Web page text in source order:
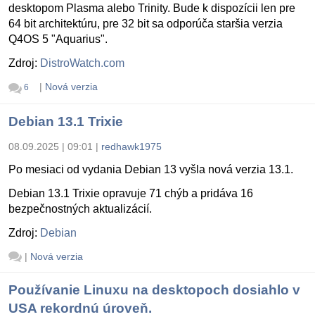
desktopom Plasma alebo Trinity. Bude k dispozícii len pre
64 bit architektúru, pre 32 bit sa odporúča staršia verzia
Q4OS 5 "Aquarius".
Zdroj: DistroWatch.com
6 | Nová verzia
Debian 13.1 Trixie
08.09.2025 | 09:01 | redhawk1975
Po mesiaci od vydania Debian 13 vyšla nová verzia 13.1.
Debian 13.1 Trixie opravuje 71 chýb a pridáva 16
bezpečnostných aktualizácií.
Zdroj: Debian
| Nová verzia
Používanie Linuxu na desktopoch dosiahlo v
USA rekordnú úroveň.